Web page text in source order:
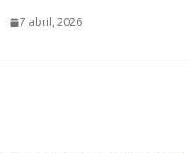
7 abril, 2026